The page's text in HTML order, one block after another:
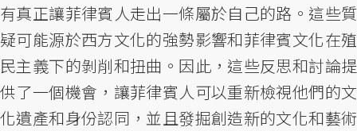
有真正讓菲律賓人走出一條屬於自己的路。這些質
疑可能源於西方文化的強勢影響和菲律賓文化在殖
民主義下的剝削和扭曲。因此，這些反思和討論提
供了一個機會，讓菲律賓人可以重新檢視他們的文
化遺產和身份認同，並且發掘創造新的文化和藝術